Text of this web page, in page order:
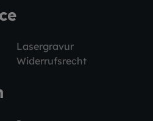
Lasergravur
Widerrufsrecht